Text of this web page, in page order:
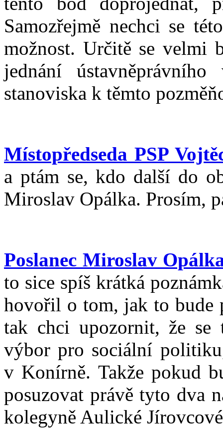
Samozřejmě nechci se
možnost. Určitě se velmi
jednání
stanoviska k těmto
Místopředseda PSP
a ptám se, kdo další do
Miroslav Opálka. Prosím,
Poslanec Miroslav
to sice spíš krátká
hovořil o tom, jak to bude
tak chci upozornit, že
výbor pro sociální
v Konírně. Takže pokud
posuzovat právě tyto dva
kolegyně Aulické